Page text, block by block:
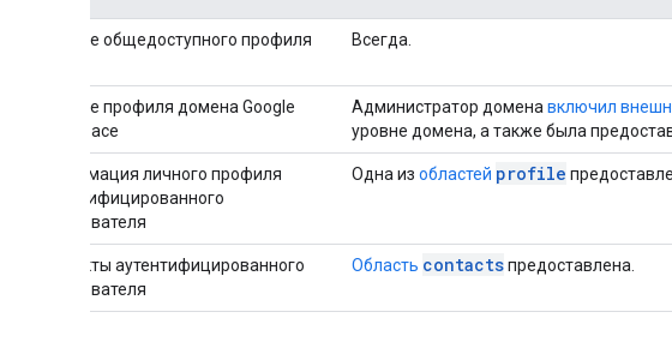
Данные общедоступного профиля
Всегда.
Данные профиля домена Google
Workspace
Администратор домена включил
уровне домена, а также была
Информация личного профиля
аутентифицированного
пользователя
Одна из областей profile
Контакты аутентифицированного
пользователя
Область contactsпредоставлена.